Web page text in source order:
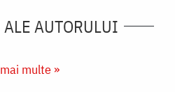
AUTORULUI
multe »